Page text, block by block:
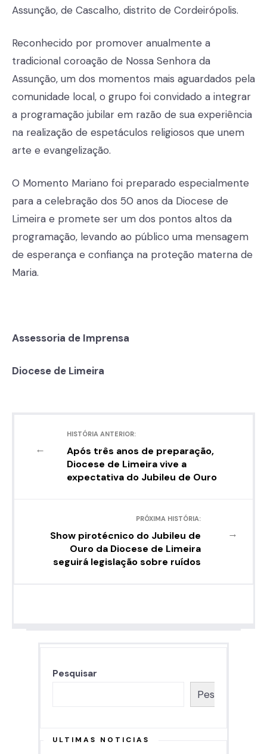
Assunção, de Cascalho, distrito de Cordeirópolis.
Reconhecido por promover anualmente a
tradicional coroação de Nossa Senhora da
Assunção, um dos momentos mais aguardados pela
comunidade local, o grupo foi convidado a integrar
a programação jubilar em razão de sua experiência
na realização de espetáculos religiosos que unem
arte e evangelização.
O Momento Mariano foi preparado especialmente
para a celebração dos 50 anos da Diocese de
Limeira e promete ser um dos pontos altos da
programação, levando ao público uma mensagem
de esperança e confiança na proteção materna de
Maria.
Assessoria de Imprensa
Diocese de Limeira
←
HISTÓRIA ANTERIOR:
Após três anos de preparação,
Diocese de Limeira vive a
expectativa do Jubileu de Ouro
→
PRÓXIMA HISTÓRIA:
Show pirotécnico do Jubileu de
Ouro da Diocese de Limeira
seguirá legislação sobre ruídos
Pesquisar
Pesquisar
ULTIMAS NOTICIAS